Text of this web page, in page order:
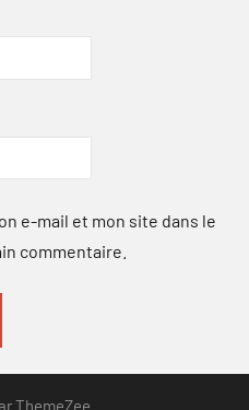
e-mail et mon site dans le
commentaire.
ThemeZee.